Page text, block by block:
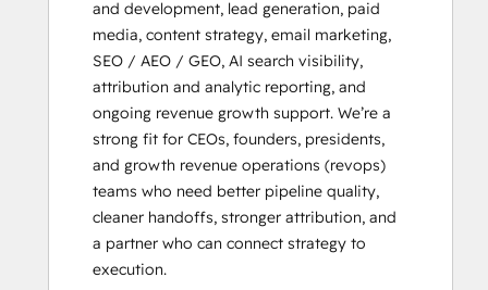
and development, lead generation, paid
media, content strategy, email marketing,
SEO / AEO / GEO, AI search visibility,
attribution and analytic reporting, and
ongoing revenue growth support. We’re a
strong fit for CEOs, founders, presidents,
and growth revenue operations (revops)
teams who need better pipeline quality,
cleaner handoffs, stronger attribution, and
a partner who can connect strategy to
execution.